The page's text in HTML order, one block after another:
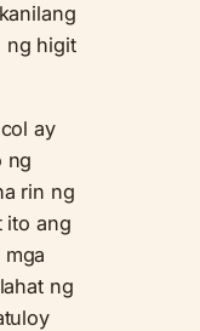
ng higit
ay
ng
rin ng
ito ang
ng